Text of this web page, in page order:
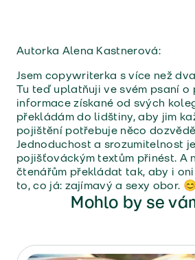
Autorka Alena Kastnerová:
Jsem copywriterka s více než
Tu teď uplatňuji ve svém psaní o
informace získané od svých
překládám do lidštiny, aby jim
pojištění potřebuje něco
Jednoduchost a srozumitelnost
pojišťováckým textům přinést. A
čtenářům překládat tak, aby i
to, co já: zajímavý a sexy obor.
Mohlo by se